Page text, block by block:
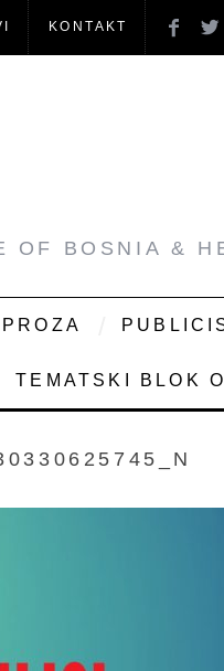
KONTAKT
BOSNIA &
PROZA
TEMATSKI BLOK